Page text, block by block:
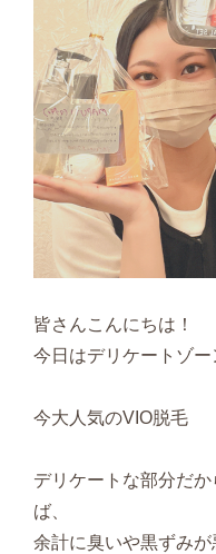
皆さんこんにちは！
今日はデリケートゾ
今大人気のVIO脱毛
デリケートな部分だ
ば、
余計に臭いや黒ずみが